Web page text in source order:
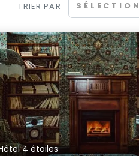
TRIER PAR SÉLECTION
4 étoiles